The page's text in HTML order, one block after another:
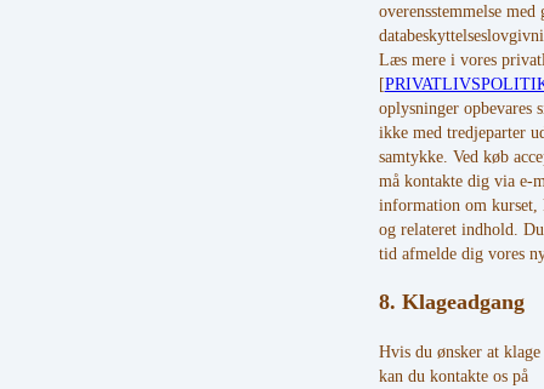
overensstemmelse med
Læs mere i vores
[
oplysninger opbevares
ikke med tredjeparter
samtykke. Ved køb
må kontakte dig via e-
information om kurset,
og relateret indhold.
tid afmelde dig vores
8. Klageadgang
Hvis du ønsker at
kan du kontakte os på